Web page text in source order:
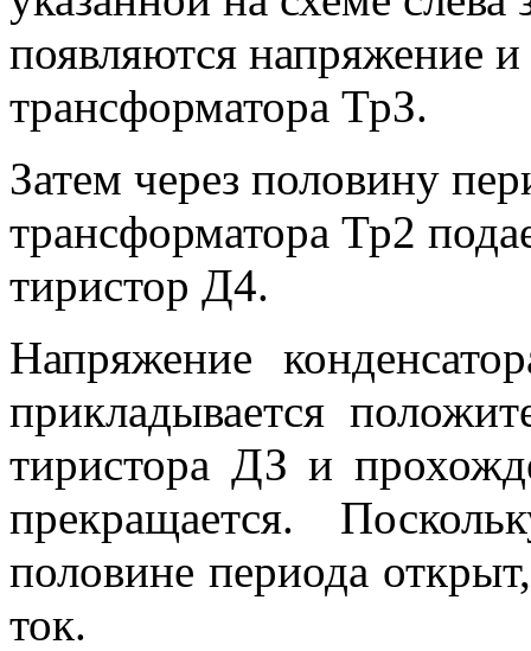
появляются напряжение
трансформатора ТрЗ.
Затем через половину
трансформатора Тр2
тиристор Д4.
Напряжение
прикладывается
тиристора ДЗ и
прекращается.
половине периода
ток.